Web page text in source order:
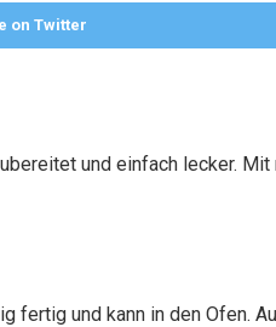
on Twitter
und einfach lecker. Mit
fertig und kann in den Ofen.